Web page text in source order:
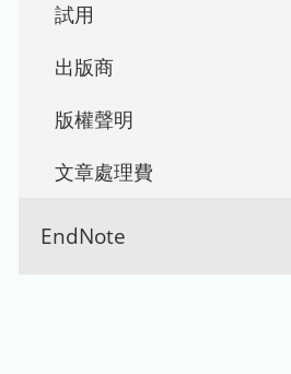
試用
出版商
版權聲明
文章處理費
EndNote